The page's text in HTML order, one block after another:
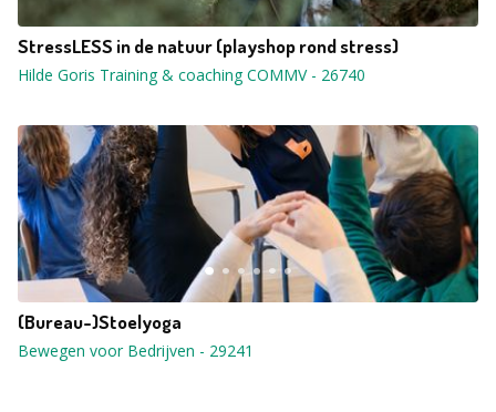
StressLESS in de natuur (playshop rond stress)
Hilde Goris Training & coaching COMMV- 26740
(Bureau-)Stoelyoga
Bewegen voor Bedrijven - 29241